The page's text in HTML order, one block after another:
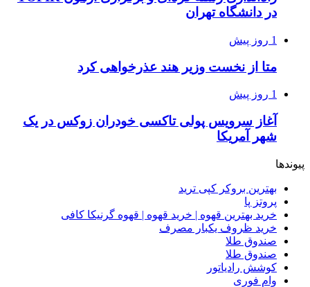
در دانشگاه تهران
1 روز پیش
متا از نخست وزیر هند عذرخواهی کرد
1 روز پیش
آغاز سرویس پولی تاکسی خودران زوکس در یک
شهر آمریکا
پیوندها
بهترین بروکر کپی ترید
پروتز پا
خرید بهترین قهوه | خرید قهوه | قهوه گرنیکا کافی
خرید ظروف یکبار مصرف
صندوق طلا
صندوق طلا
کوشش رادیاتور
وام فوری